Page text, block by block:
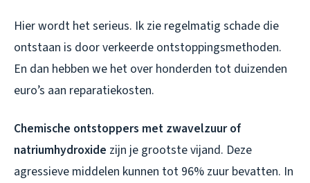
Hier wordt het serieus. Ik zie regelmatig schade die
ontstaan is door verkeerde ontstoppingsmethoden.
En dan hebben we het over honderden tot duizenden
euro’s aan reparatiekosten.
Chemische ontstoppers met zwavelzuur of
natriumhydroxide zijn je grootste vijand. Deze
agressieve middelen kunnen tot 96% zuur bevatten. In